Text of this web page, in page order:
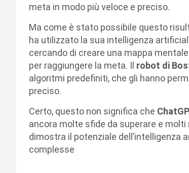
meta in modo più veloce e preciso.
Ma come è stato possibile questo
ha utilizzato la sua intelligenza
cercando di creare una mappa
per raggiungere la meta. Il robot di
algoritmi predefiniti, che gli hanno
preciso.
Certo, questo non significa che
ancora molte sfide da superare e
dimostra il potenziale dell’intelligenza
complesse